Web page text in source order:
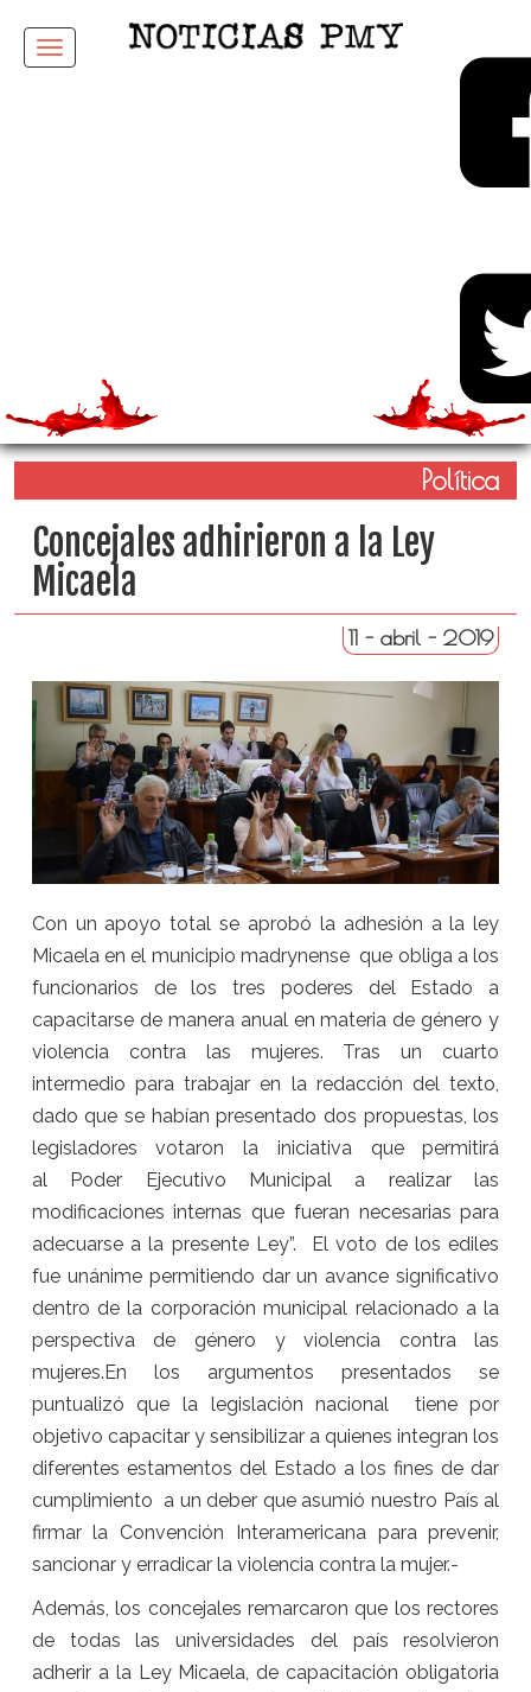
Menu
Política
Concejales adhirieron a la Ley
Micaela
11 - abril - 2019
Con un apoyo total se aprobó la adhesión a la ley
Micaela en el municipio madrynense que obliga a los
funcionarios de los tres poderes del Estado a
capacitarse de manera anual en materia de género y
violencia contra las mujeres. Tras un cuarto
intermedio para trabajar en la redacción del texto,
dado que se habían presentado dos propuestas, los
legisladores votaron la iniciativa que permitirá
al Poder Ejecutivo Municipal a realizar las
modificaciones internas que fueran necesarias para
adecuarse a la presente Ley”. El voto de los ediles
fue unánime permitiendo dar un avance significativo
dentro de la corporación municipal relacionado a la
perspectiva de género y violencia contra las
mujeres.En los argumentos presentados se
puntualizó que la legislación nacional tiene por
objetivo capacitar y sensibilizar a quienes integran los
diferentes estamentos del Estado a los fines de dar
cumplimiento a un deber que asumió nuestro País al
firmar la Convención Interamericana para prevenir,
sancionar y erradicar la violencia contra la mujer.-
Además, los concejales remarcaron que los rectores
de todas las universidades del país resolvieron
adherir a la Ley Micaela, de capacitación obligatoria